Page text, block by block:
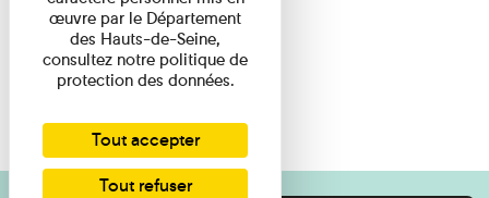
œuvre par le Département
des Hauts-de-Seine,
consultez notre politique de
protection des données.
Tout accepter
Tout refuser